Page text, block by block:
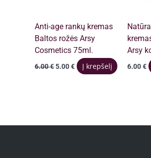
Anti-age rankų kremas
Baltos rožės Arsy
Cosmetics 75ml.
6.00€ Original
5.00€Current
price
Į krepšelį
Arsy
6.00€